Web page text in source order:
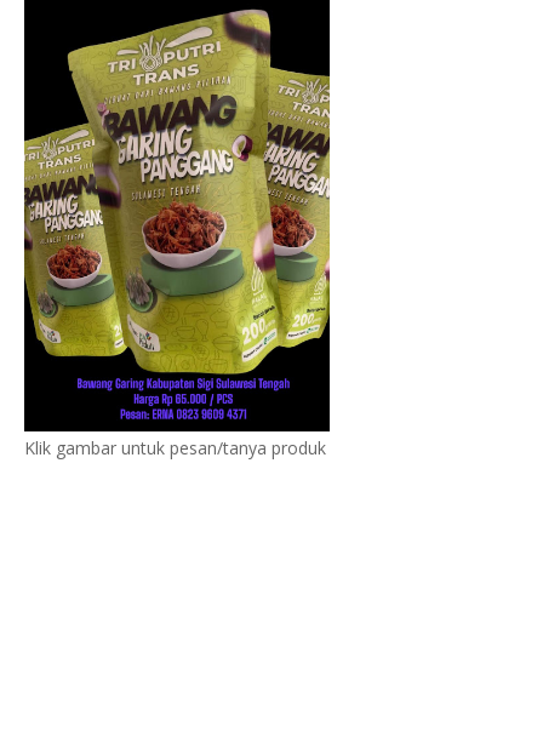
Klik gambar untuk pesan/tanya produk